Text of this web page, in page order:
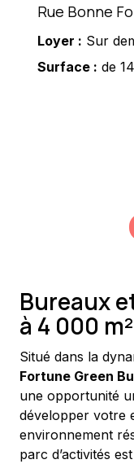
Rue Bonne
Loyer : Sur
Surface : de
Bureaux
à 4 000
Situé dans la
Fortune Green
une opportunité
développer votre
environnement
parc d’activités